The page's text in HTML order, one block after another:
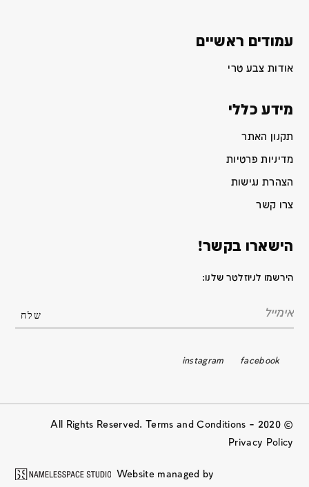
עמודים ראשיים
אודות צבע טרי
מידע כללי
תקנון האתר
מדיניות פרטיות
הצהרת נגישות
צרו קשר
הישארו בקשר!
הירשמו לניוזלטר שלנו:
facebook
instagram
© 2020 All Rights Reserved. Terms and Conditions –
Privacy Policy
Website managed by